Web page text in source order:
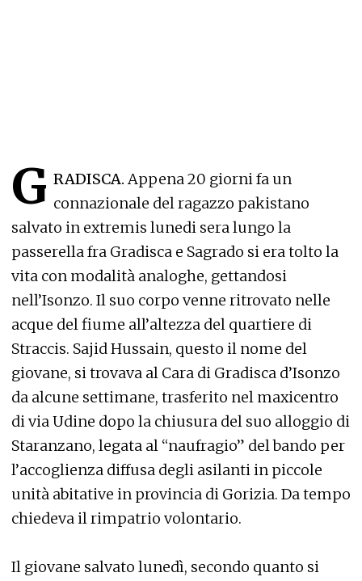
G RADISCA. Appena 20 giorni fa un
connazionale del ragazzo pakistano
salvato in extremis lunedi sera lungo la
passerella fra Gradisca e Sagrado si era tolto la
vita con modalità analoghe, gettandosi
nell’Isonzo. Il suo corpo venne ritrovato nelle
acque del fiume all’altezza del quartiere di
Straccis. Sajid Hussain, questo il nome del
giovane, si trovava al Cara di Gradisca d’Isonzo
da alcune settimane, trasferito nel maxicentro
di via Udine dopo la chiusura del suo alloggio di
Staranzano, legata al “naufragio” del bando per
l’accoglienza diffusa degli asilanti in piccole
unità abitative in provincia di Gorizia. Da tempo
chiedeva il rimpatrio volontario.
Il giovane salvato lunedì, secondo quanto si